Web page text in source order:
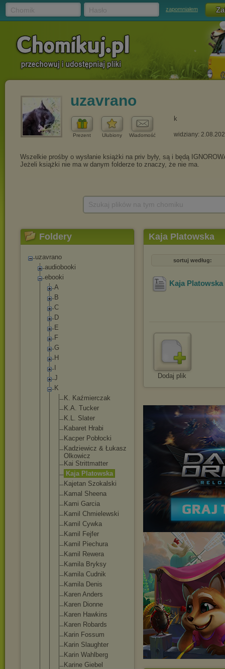
zapomniałem
uzavrano
Prezent Ulubiony Wiadomość
k
widziany:
Foldery
uzavrano
audiobooki
ebooki
A
B
C
D
E
F
G
H
J
K
K. Kaźmierczak
K.A. Tucker
K.L. Slater
Kabaret Hrabi
Kacper Pobłocki
Kadziewicz & Łukasz
Olkowicz
Kai Strittmatter
Kaja Platowska
Kajetan Szokalski
Kamal Sheena
Kami Garcia
Kamil Chmielewski
Kamil Cywka
Kamil Fejfer
Kamil Piechura
Kamil Rewera
Kamila Bryksy
Kamila Cudnik
Kamila Denis
Karen Anders
Karen Dionne
Karen Hawkins
Karen Robards
Karin Fossum
Karin Slaughter
Karin Wahlberg
Karine Giebel
Kaja Platowska
sortuj według:
Kaja
Dodaj plik